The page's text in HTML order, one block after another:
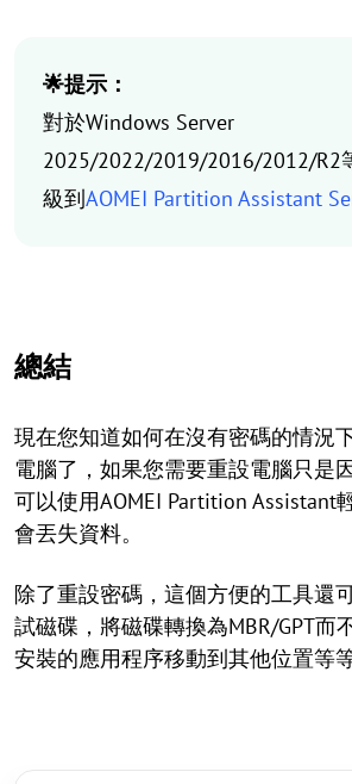
🌟提示：
對於Windows Server
2025/2022/2019/2016/2012/R2
級到AOMEI Partition Assistant
總結
現在您知道如何在沒有密碼的情況
電腦了，如果您需要重設電腦只是
可以使用AOMEI Partition Assistant
會丟失資料。
除了重設密碼，這個方便的工具還
試磁碟，將磁碟轉換為MBR/GPT而
安裝的應用程序移動到其他位置等等